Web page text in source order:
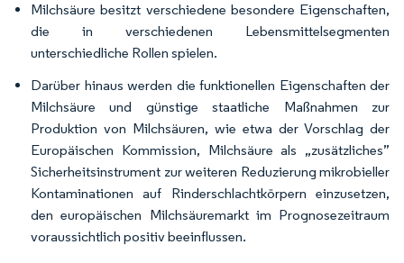
Milchsäure besitzt verschiedene besondere Eigenschaften,
die in verschiedenen Lebensmittelsegmenten
unterschiedliche Rollen spielen.
Darüber hinaus werden die funktionellen Eigenschaften der
Milchsäure und günstige staatliche Maßnahmen zur
Produktion von Milchsäuren, wie etwa der Vorschlag der
Europäischen Kommission, Milchsäure als „zusätzliches”
Sicherheitsinstrument zur weiteren Reduzierung mikrobieller
Kontaminationen auf Rinderschlachtkörpern einzusetzen,
den europäischen Milchsäuremarkt im Prognosezeitraum
voraussichtlich positiv beeinflussen.